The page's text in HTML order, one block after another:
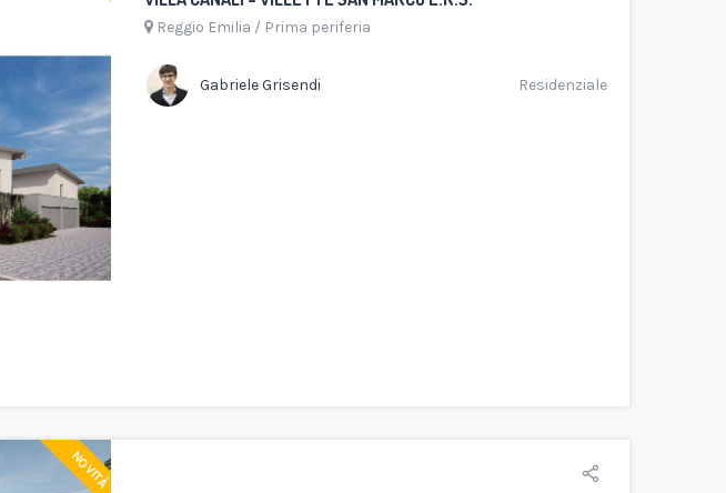
Reggio Emilia / Prima periferia
Gabriele Grisendi Residenziale
NOVITÀ